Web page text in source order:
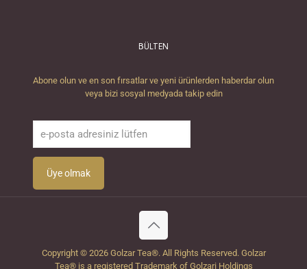
BÜLTEN
Abone olun ve en son fırsatlar ve yeni ürünlerden haberdar olun
veya bizi sosyal medyada takip edin
Copyright © 2026 Golzar Tea®. All Rights Reserved. Golzar
Tea® is a registered Trademark of Golzari Holdings